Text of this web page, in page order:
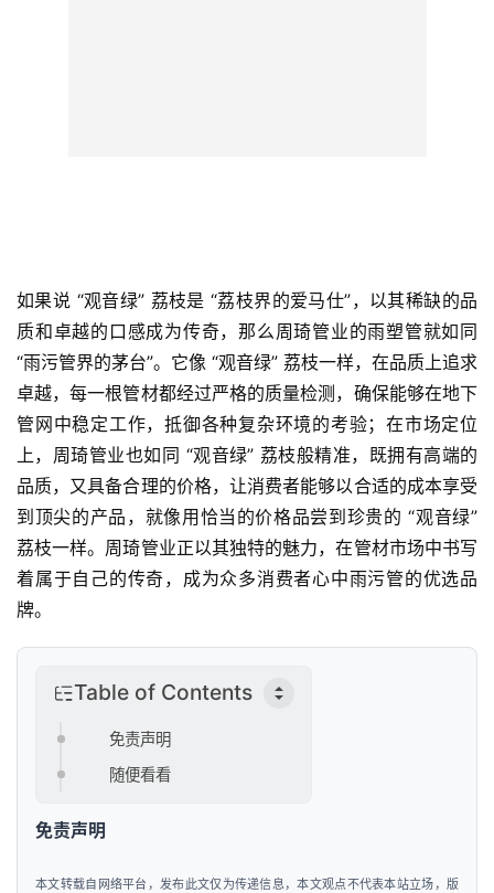
首
页
新
商
业
观
察
新
科
技
人
智
如果说 “观音绿” 荔枝是 “荔枝界的爱马仕”，以其稀缺的品
质和卓越的口感成为传奇，那么周琦管业的雨塑管就如同
“雨污管界的茅台”。它像 “观音绿” 荔枝一样，在品质上追求
卓越，每一根管材都经过严格的质量检测，确保能够在地下
管网中稳定工作，抵御各种复杂环境的考验；在市场定位
上，周琦管业也如同 “观音绿” 荔枝般精准，既拥有高端的
品质，又具备合理的价格，让消费者能够以合适的成本享受
到顶尖的产品，就像用恰当的价格品尝到珍贵的 “观音绿”
荔枝一样。周琦管业正以其独特的魅力，在管材市场中书写
着属于自己的传奇，成为众多消费者心中雨污管的优选品
牌。
Table of Contents
免责声明
随便看看
免责声明
本文转载自网络平台，发布此文仅为传递信息，本文观点不代表本站立场，版